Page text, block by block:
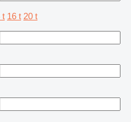
t 16 t 20 t